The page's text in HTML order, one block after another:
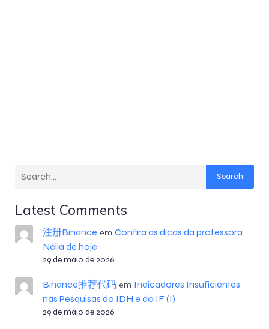
Search
Latest Comments
注册Binance em Confira as dicas da professora
Nélia de hoje
29 de maio de 2026
Binance推荐代码em Indicadores Insuficientes
nas Pesquisas do IDH e do IF (I)
29 de maio de 2026